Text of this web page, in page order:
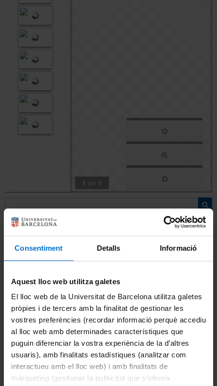
Consentiment Detalls Informació
Aquest lloc web utilitza galetes
El lloc web de la Universitat de Barcelona utilitza galetes
pròpies i de tercers amb la finalitat de gestionar les
vostres preferències (recordar informació perquè accediu
al lloc web amb determinades característiques que
puguin diferenciar la vostra experiència de la d’altres
usuaris), amb finalitats estadístiques (analitzar com
interactueu amb el lloc web) i amb finalitats de
màrqueting (gestionar la publicitat que s’ofereix
1 de 8
Si ets PTGAS/PDI/Personal extern:
Portal de Gestió TIC UB
(opció recomanada)
93 402 16 87
Atenció in situ: de 8:00 a 15:00
Atenció telefònica: de 8:00 a 21:00
Si ets estudiant:
Servei d'Atenció a l'Estudiant (SAE)
93 355 60 00
Portal d'Estudiants